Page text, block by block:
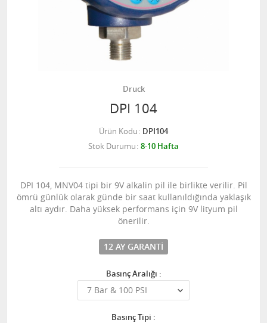
Druck
DPI 104
Ürün Kodu DPI104
Stok Durumu 8-10 Hafta
DPI 104, MNV04 tipi bir 9V alkalin pil ile birlikte verilir. Pil
ömrü günlük olarak günde bir saat kullanıldığında yaklaşık
altı aydır. Daha yüksek performans için 9V lityum pil
önerilir.
12 AY GARANTI
Basınç Aralığı :
Basınç Tipi :